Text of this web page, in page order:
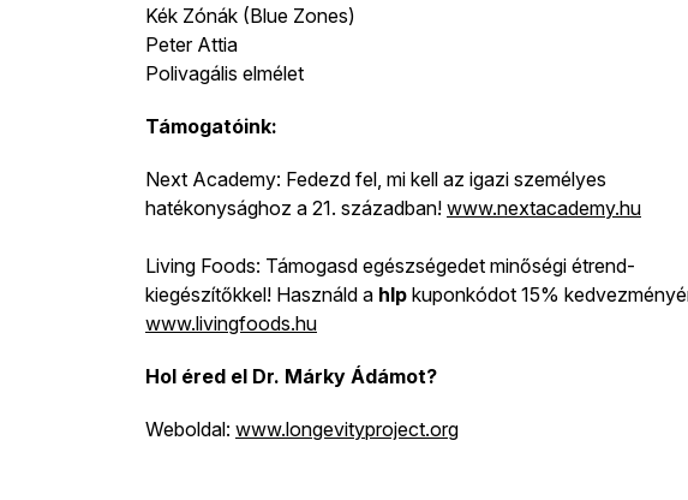
Kék Zónák (Blue Zones)
Peter Attia
Polivagális elmélet
Támogatóink:
Next Academy: Fedezd fel, mi kell az igazi személyes
hatékonysághoz a 21. században! www.nextacademy.hu
Living Foods: Támogasd egészségedet minőségi étrend-
kiegészítőkkel! Használd a hlp kuponkódot 15%
www.livingfoods.hu
Hol éred el Dr. Márky Ádámot?
Weboldal: www.longevityproject.org